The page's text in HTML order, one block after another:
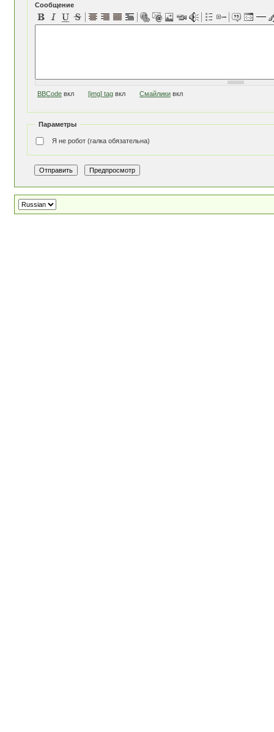
Сообщение
BBCode вкл [img] tag вкл Смайлики вкл
Параметры
Я не робот (галка обязательна)